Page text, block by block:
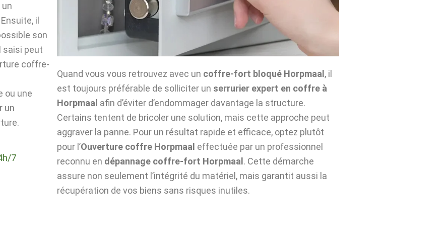
il
son
saisi peut
coffre-
ou une
un
7
Quand vous vous retrouvez avec un coffre-fort bloqué Horpmaal , il
est toujours préférable de solliciter un serrurier expert en coffre à
Horpmaal afin d’éviter d’endommager davantage la structure.
Certains tentent de bricoler une solution, mais cette approche peut
aggraver la panne. Pour un résultat rapide et efficace, optez plutôt
pour l’Ouverture coffre Horpmaal effectuée par un professionnel
reconnu en dépannage coffre-fort Horpmaal . Cette démarche
assure non seulement l’intégrité du matériel, mais garantit aussi la
récupération de vos biens sans risques inutiles.